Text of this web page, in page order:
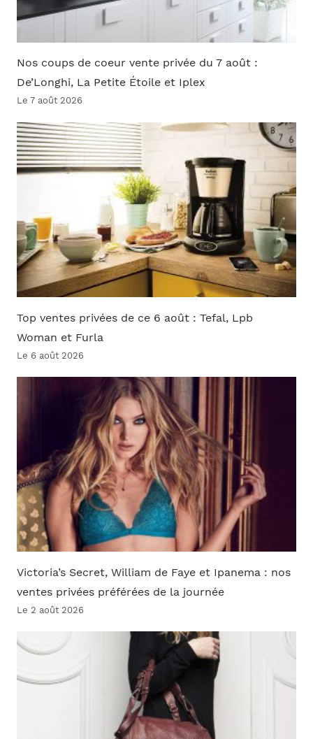
Nos coups de coeur vente privée du 7 août :
De’Longhi, La Petite Étoile et Iplex
Le 7 août 2026
Top ventes privées de ce 6 août : Tefal, Lpb
Woman et Furla
Le 6 août 2026
Victoria’s Secret, William de Faye et Ipanema : nos
ventes privées préférées de la journée
Le 2 août 2026